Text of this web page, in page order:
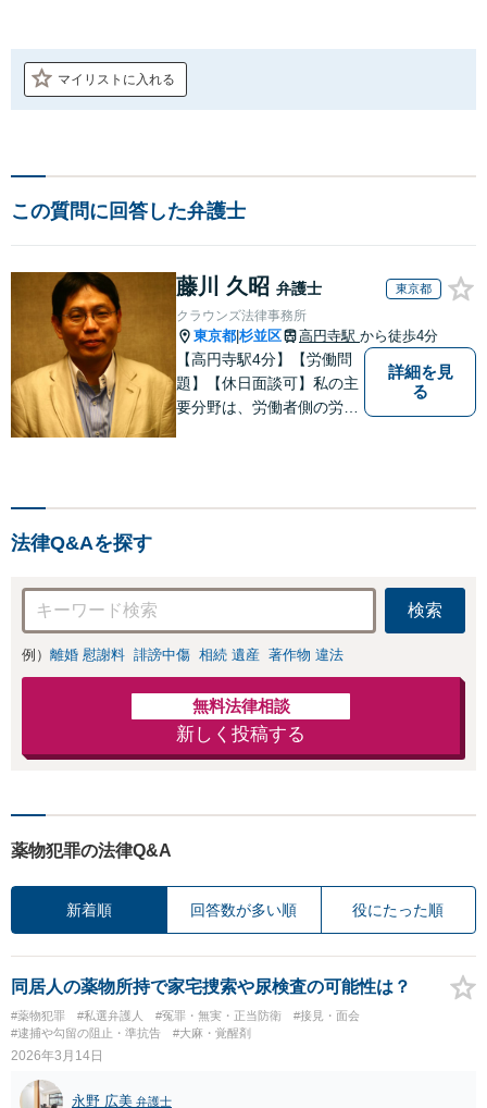
マイリストに入れる
この質問に回答した弁護士
藤川 久昭 弁護士 東京都
クラウンズ法律事務所
東京都 杉並区 高円寺駅 から徒歩4分
【高円寺駅4分】【労働問
題】【休日面談可】私の主
要分野は、労働者側の労働
詳細を見
る
法律Q&Aを探す
検索
例） 離婚 慰謝料 誹謗中傷 相続 遺産 著作物 違法
無料法律相談
新しく投稿する
薬物犯罪の法律Q&A
新着順 回答数が多い順 役にたった順
同居人の薬物所持で家宅捜索や尿検査の可能性は？
#薬物犯罪 #私選弁護人 #冤罪・無実・正当防衛
#接見・面会
#逮捕や勾留の阻止・準抗告
#大麻・覚醒剤
2026年3月14日
永野 広美 弁護士